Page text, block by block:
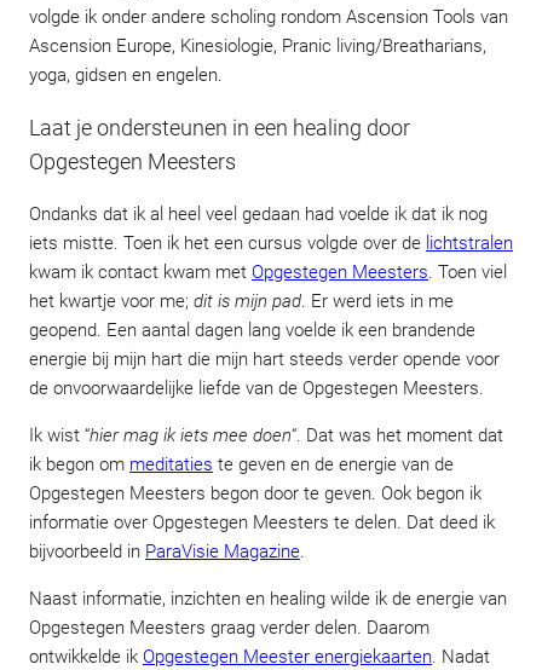
volgde ik onder andere scholing rondom Ascension Tools van
Ascension Europe, Kinesiologie, Pranic living/Breatharians,
yoga, gidsen en engelen.
Laat je ondersteunen in een healing door
Opgestegen Meesters
Ondanks dat ik al heel veel gedaan had voelde ik dat ik nog
iets mistte. Toen ik het een cursus volgde over de lichtstralen
kwam ik contact kwam met Opgestegen Meesters. Toen viel
het kwartje voor me; dit is mijn pad. Er werd iets in me
geopend. Een aantal dagen lang voelde ik een brandende
energie bij mijn hart die mijn hart steeds verder opende voor
de onvoorwaardelijke liefde van de Opgestegen Meesters.
Ik wist “hier mag ik iets mee doen“. Dat was het moment dat
ik begon om meditaties te geven en de energie van de
Opgestegen Meesters begon door te geven. Ook begon ik
informatie over Opgestegen Meesters te delen. Dat deed ik
bijvoorbeeld in ParaVisie Magazine.
Naast informatie, inzichten en healing wilde ik de energie van
Opgestegen Meesters graag verder delen. Daarom
ontwikkelde ik Opgestegen Meester energiekaarten. Nadat